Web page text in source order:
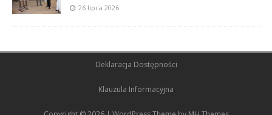
26 lipca 2026
Deklaracja Dostępności
Klauzula Informacyjna